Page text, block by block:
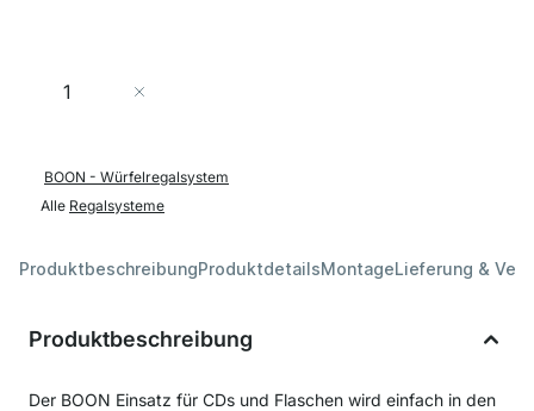
Menge
BOON - Würfelregalsystem
Alle Regalsysteme
ProduktbeschreibungProduktdetailsMontageLieferung &
Produktbeschreibung
Der BOON Einsatz für CDs und Flaschen wird einfach in den